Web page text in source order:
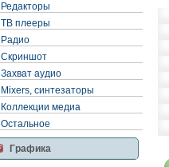
Редакторы
ТВ плееры
Радио
Скриншот
Захват аудио
Mixers, синтезаторы
Коллекции медиа
Остальное
Графика